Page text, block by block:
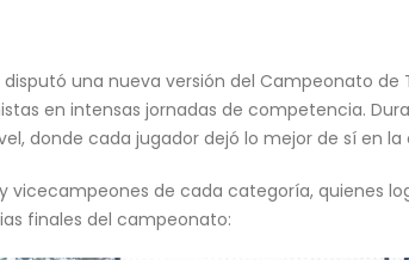
una nueva versión del Campeonato de
en intensas jornadas de competencia.
donde cada jugador dejó lo mejor de sí en la
de cada categoría, quienes
finales del campeonato: